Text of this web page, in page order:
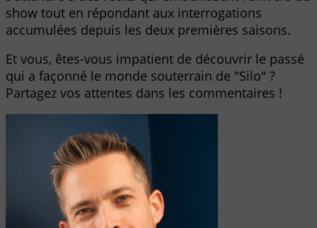
show tout en répondant aux interrogations
accumulées depuis les deux premières saisons.
Et vous, êtes-vous impatient de découvrir le passé
qui a façonné le monde souterrain de "Silo" ?
Partagez vos attentes dans les commentaires !